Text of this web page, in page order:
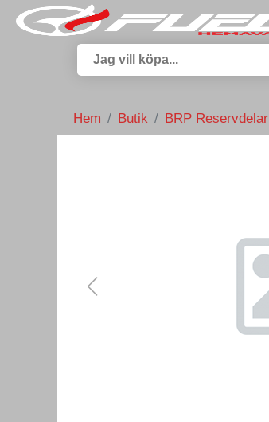
Hem Butik BRP Reservdelar